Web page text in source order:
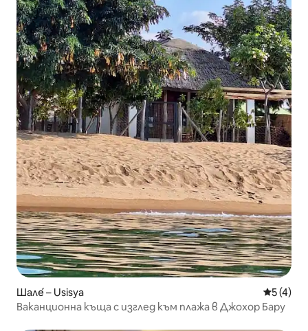
Шале́ – Usisya Средна
5 (4)
Ваканционна къща с изглед към плажа в Джохор Бару